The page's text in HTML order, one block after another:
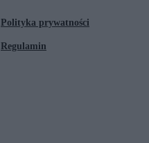
Polityka prywatności
Regulamin